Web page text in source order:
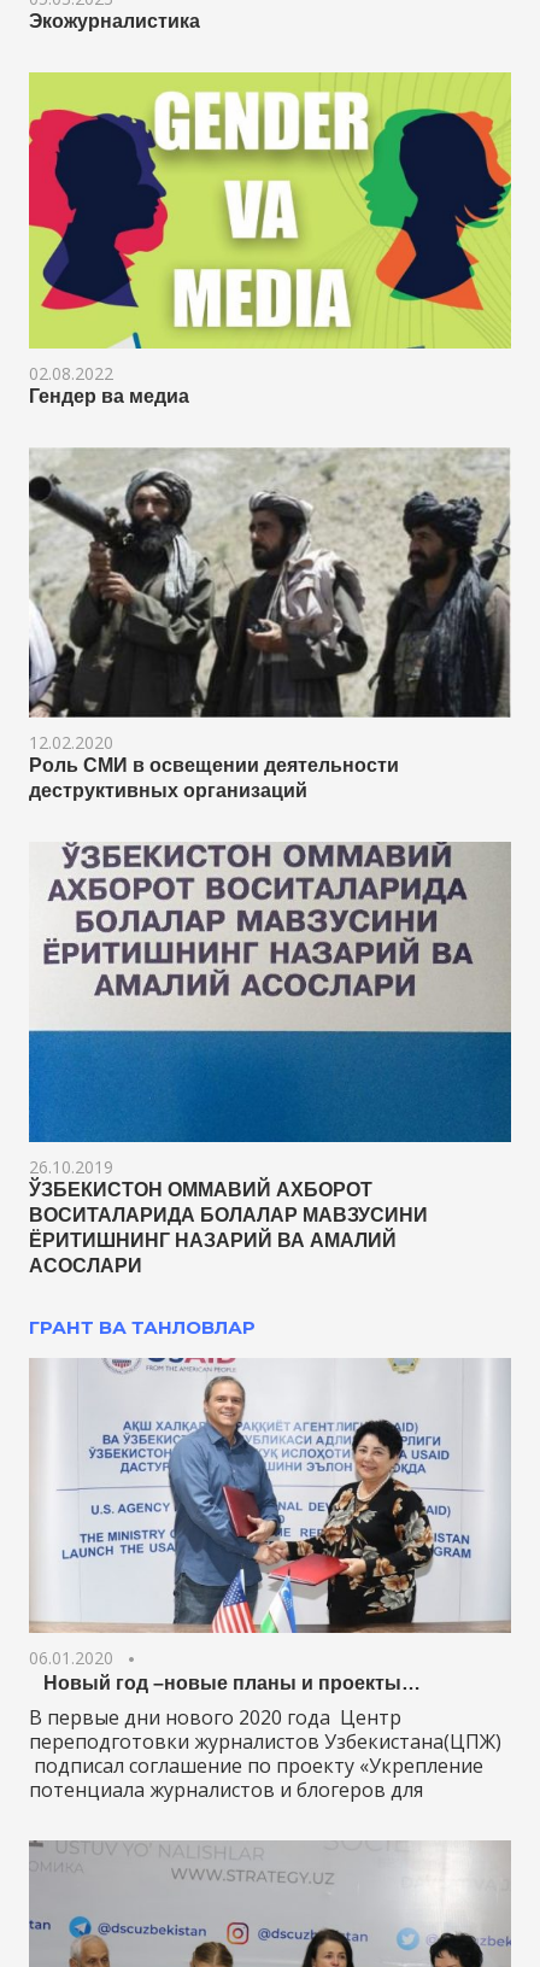
Экожурналистика
02.08.2022
Гендер ва медиа
12.02.2020
Роль СМИ в освещении деятельности
деструктивных организаций
26.10.2019
ЎЗБЕКИСТОН ОММАВИЙ АХБОРОТ
ВОСИТАЛАРИДА БОЛАЛАР МАВЗУСИНИ
ЁРИТИШНИНГ НАЗАРИЙ ВА АМАЛИЙ
АСОСЛАРИ
ГРАНТ ВА ТАНЛОВЛАР
06.01.2020
Новый год –новые планы и проекты…
В первые дни нового 2020 года Центр
переподготовки журналистов Узбекистана(ЦПЖ)
подписал соглашение по проекту «Укрепление
потенциала журналистов и блогеров для